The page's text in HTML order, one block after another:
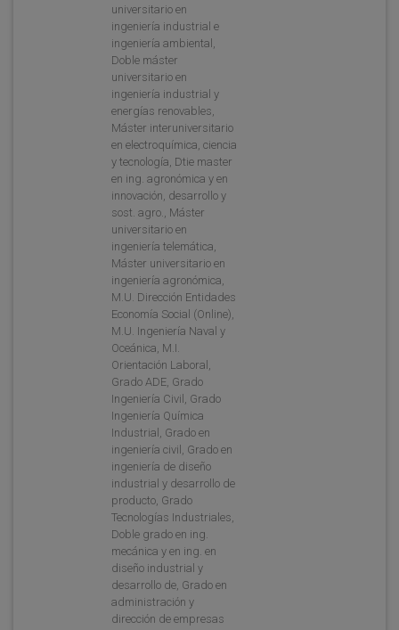
universitario en
ingeniería industrial e
ingeniería ambiental,
Doble máster
universitario en
ingeniería industrial y
energías renovables,
Máster interuniversitario
en electroquímica, ciencia
y tecnología, Dtie master
en ing. agronómica y en
innovación, desarrollo y
sost. agro., Máster
universitario en
ingeniería telemática,
Máster universitario en
ingeniería agronómica,
M.U. Dirección Entidades
Economía Social (Online),
M.U. Ingeniería Naval y
Oceánica, M.I.
Orientación Laboral,
Grado ADE, Grado
Ingeniería Civil, Grado
Ingeniería Química
Industrial, Grado en
ingeniería civil, Grado en
ingeniería de diseño
industrial y desarrollo de
producto, Grado
Tecnologías Industriales,
Doble grado en ing.
mecánica y en ing. en
diseño industrial y
desarrollo de, Grado en
administración y
dirección de empresas